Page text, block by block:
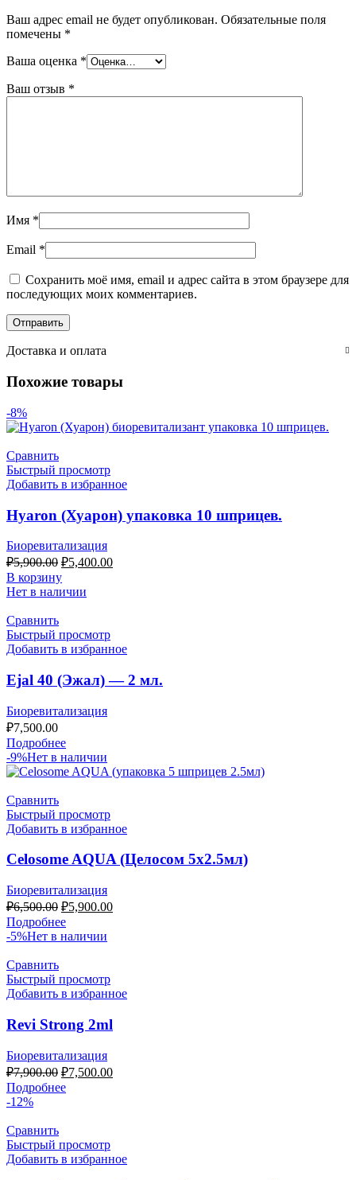
Ваш адрес email не будет опубликован. Обязательные поля
помечены *
Ваша оценка *
Ваш отзыв *
Имя *
Email *
Сохранить моё имя, email и адрес сайта в этом браузере для
последующих моих комментариев.
Доставка и оплата
Похожие товары
-8%
Сравнить
Быстрый просмотр
Добавить в избранное
Hyaron (Хуарон) упаковка 10 шприцев.
Биоревитализация
₽5,900.00 Первоначальная
цена
составляла
₽5,400.00Текущая
В корзину
Нет в наличии
Сравнить
Быстрый просмотр
Добавить в избранное
Ejal 40 (Эжал) — 2 мл.
Биоревитализация
₽7,500.00
Подробнее
-9%Нет в наличии
Сравнить
Быстрый просмотр
Добавить в избранное
Celosome AQUA (Целосом 5х2.5мл)
Биоревитализация
₽6,500.00 Первоначальная
цена
составляла
₽5,900.00Текущая
Подробнее
-5%Нет в наличии
Сравнить
Быстрый просмотр
Добавить в избранное
Revi Strong 2ml
Биоревитализация
₽7,900.00 Первоначальная
цена
составляла
₽7,500.00Текущая
Подробнее
-12%
Сравнить
Быстрый просмотр
Добавить в избранное